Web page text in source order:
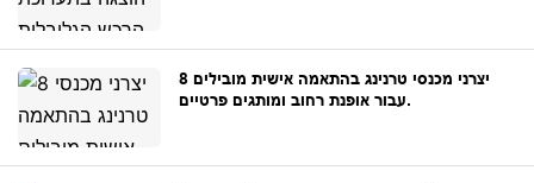
8 יצרני מכנסי טרנינג בהתאמה אישית מובילים
עבור אופנת רחוב ומותגים פרטיים.